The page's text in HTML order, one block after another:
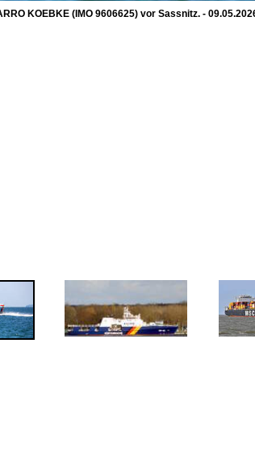
KOEBKE (IMO 9606625) vor Sassnitz. -